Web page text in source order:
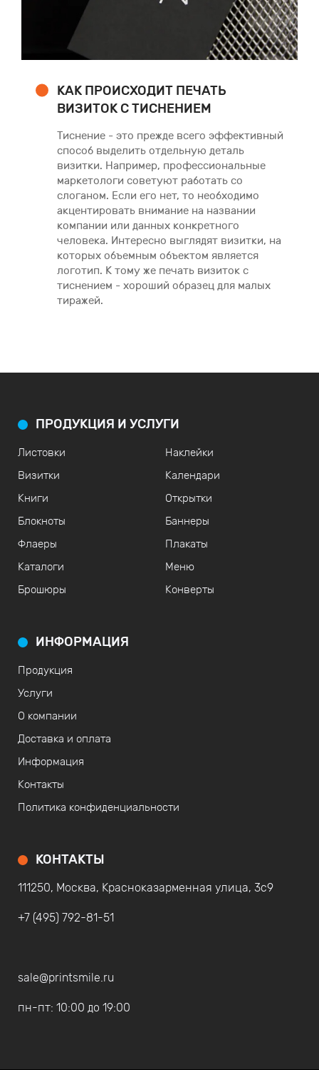
КАК ПРОИСХОДИТ ПЕЧАТЬ
ВИЗИТОК С ТИСНЕНИЕМ
Тиснение - это прежде всего эффективный
способ выделить отдельную деталь
визитки. Например, профессиональные
маркетологи советуют работать со
слоганом. Если его нет, то необходимо
акцентировать внимание на названии
компании или данных конкретного
человека. Интересно выглядят визитки, на
которых объемным объектом является
логотип. К тому же печать визиток с
тиснением - хороший образец для малых
тиражей.
ПРОДУКЦИЯ И УСЛУГИ
Листовки
Визитки
Книги
Блокноты
Флаеры
Каталоги
Брошюры
Наклейки
Календари
Открытки
Баннеры
Плакаты
Меню
Конверты
ИНФОРМАЦИЯ
Продукция
Услуги
О компании
Доставка и оплата
Информация
Контакты
Политика конфиденциальности
КОНТАКТЫ
111250, Москва, Красноказарменная улица, 3с9
+7 (495) 792-81-51
sale@printsmile.ru
пн-пт: 10:00 до 19:00